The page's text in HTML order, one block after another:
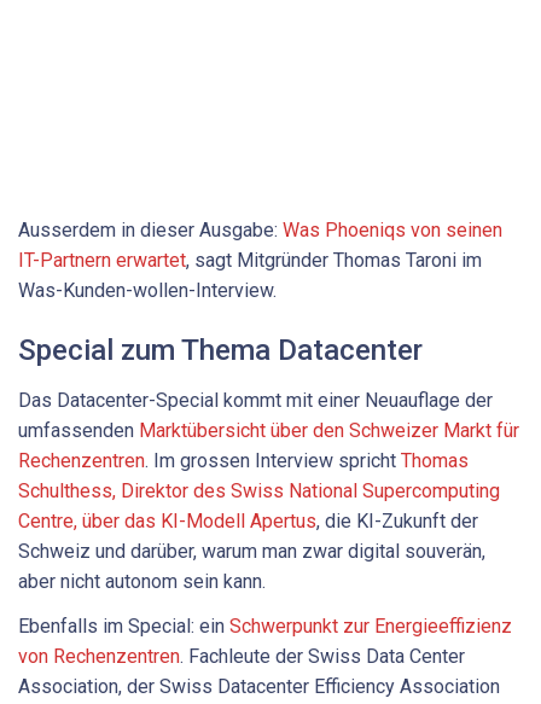
Ausserdem in dieser Ausgabe: Was Phoeniqs von seinen
IT-Partnern erwartet, sagt Mitgründer Thomas Taroni im
Was-Kunden-wollen-Interview.
Special zum Thema Datacenter
Das Datacenter-Special kommt mit einer Neuauflage der
umfassenden Marktübersicht über den Schweizer Markt für
Rechenzentren. Im grossen Interview spricht Thomas
Schulthess, Direktor des Swiss National Supercomputing
Centre, über das KI-Modell Apertus, die KI-Zukunft der
Schweiz und darüber, warum man zwar digital souverän,
aber nicht ­autonom sein kann.
Ebenfalls im Special: ein Schwerpunkt zur Energieeffizienz
von Rechenzentren. Fachleute der Swiss Data Center
Association, der Swiss Datacenter Efficiency Association